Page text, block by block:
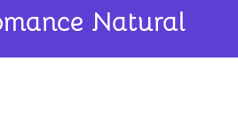
Natural